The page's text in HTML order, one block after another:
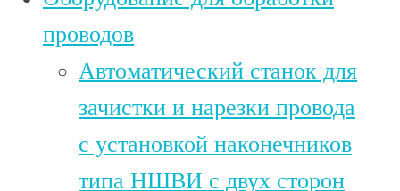
проводов
Автоматический станок для
зачистки и нарезки провода
c установкой наконечников
типа НШВИ с двух сторон